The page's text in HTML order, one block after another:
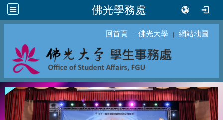
佛光學務處
回首頁 ｜ 佛光大學 ｜ 網站地圖